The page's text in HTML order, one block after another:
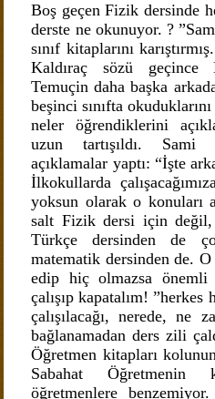
Boş geçen Fizik dersinde
derste ne okunuyor. ?
sınıf kitaplarını
Kaldıraç sözü
Temuçin daha başka
beşinci sınıfta
neler öğrendiklerini
uzun tartışıldı.
açıklamalar yaptı: “İşte
İlkokullarda
yoksun olarak o konuları
salt Fizik dersi için
Türkçe dersinden de
matematik dersinden de.
edip hiç olmazsa
çalışıp kapatalım!
çalışılacağı, nerede, ne
bağlanamadan ders zili
Öğretmen kitapları
Sabahat Öğretmenin
öğretmenlere